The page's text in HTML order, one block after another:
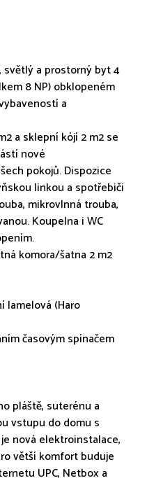
světlý a prostorný byt 4
8 NP) obklopeném
a
a sklepní kójí 2 m2 se
nové
pokojů. Dispozice
linkou a spotřebiči
mikrovlnná trouba,
Koupelna i WC
komora/šatna 2 m2
lamelová (Haro
časovým spínačem
pláště, suterénu a
vstupu do domu s
nová elektroinstalace,
větší komfort buduje
UPC, Netbox a